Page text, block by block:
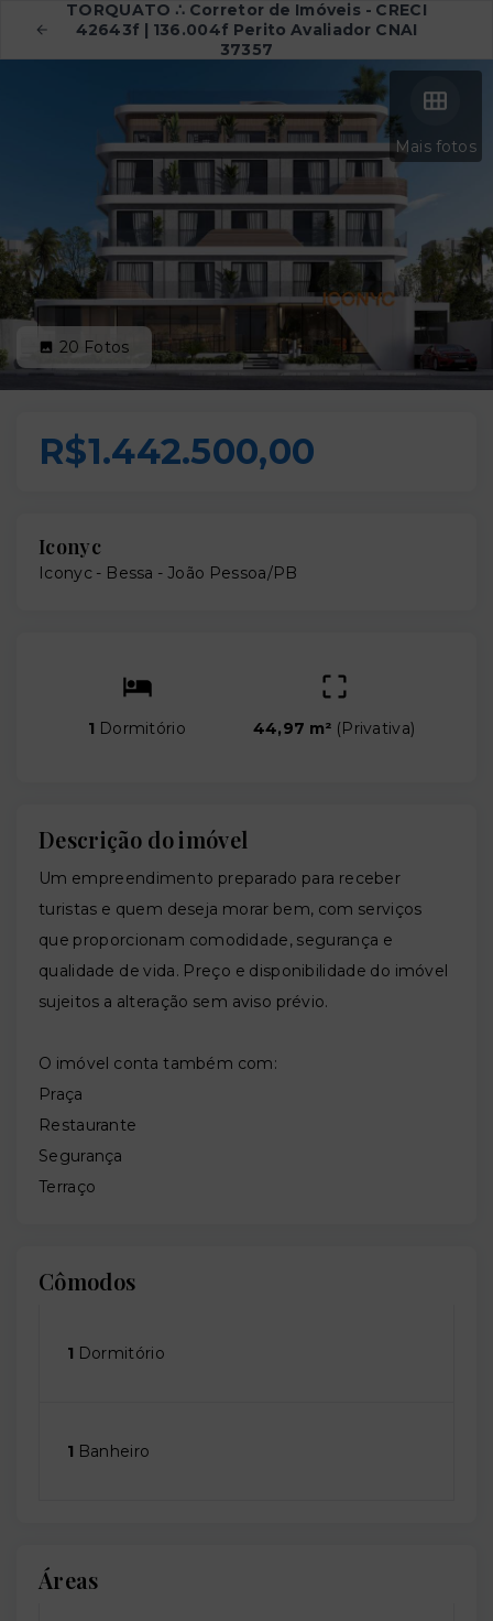
TORQUATO ∴ Corretor de Imóveis - CRECI
42643f | 136.004f Perito Avaliador CNAI
37357
Mais fotos
20 Fotos
R$1.442.500,00
Iconyc
Iconyc - Bessa - João Pessoa/PB
1 Dormitório 44,97 m² (Privativa)
Descrição do imóvel
Um empreendimento preparado para receber
turistas e quem deseja morar bem, com serviços
que proporcionam comodidade, segurança e
qualidade de vida. Preço e disponibilidade do imóvel
sujeitos a alteração sem aviso prévio.
O imóvel conta também com:
Praça
Restaurante
Segurança
Terraço
Cômodos
1 Dormitório
1 Banheiro
Áreas